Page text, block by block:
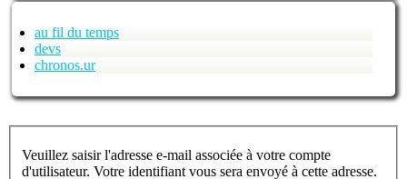
au fil du temps
devs
chronos.ur
Veuillez saisir l'adresse e-mail associée à votre compte
d'utilisateur. Votre identifiant vous sera envoyé à cette adresse.